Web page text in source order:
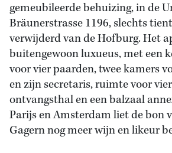
gemeubileerde behuizing, in de
Bräunerstrasse 1196, slechts
verwijderd van de Hofburg. Het
buitengewoon luxueus, met een
voor vier paarden, twee kamers
en zijn secretaris, ruimte voor
ontvangsthal en een balzaal
Parijs en Amsterdam liet de bon
Gagern nog meer wijn en likeur